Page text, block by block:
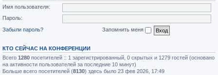
Имя пользователя:
Пароль:
Забыли пароль?
Запомнить меня
КТО СЕЙЧАС НА КОНФЕРЕНЦИИ
Всего 1280 посетителей :: 1 зарегистрированный, 0 скрытых и 1279 гостей (основано
на активности пользователей за последние 10 минут)
Больше всего посетителей (8130) здесь было 23 фев 2026, 17:49